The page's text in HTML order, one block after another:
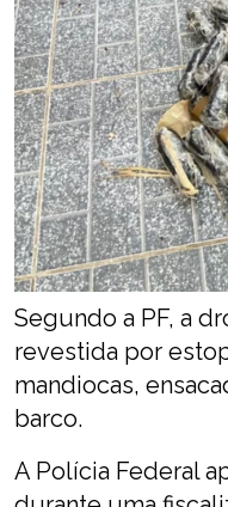
Segundo a PF, a
revestida por
mandiocas,
barco.
A Polícia Federal